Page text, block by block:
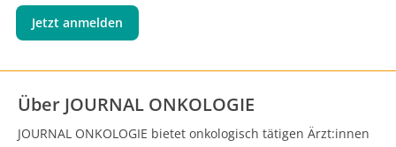
Jetzt anmelden
Über JOURNAL ONKOLOGIE
JOURNAL ONKOLOGIE bietet onkologisch tätigen Ärzt:innen